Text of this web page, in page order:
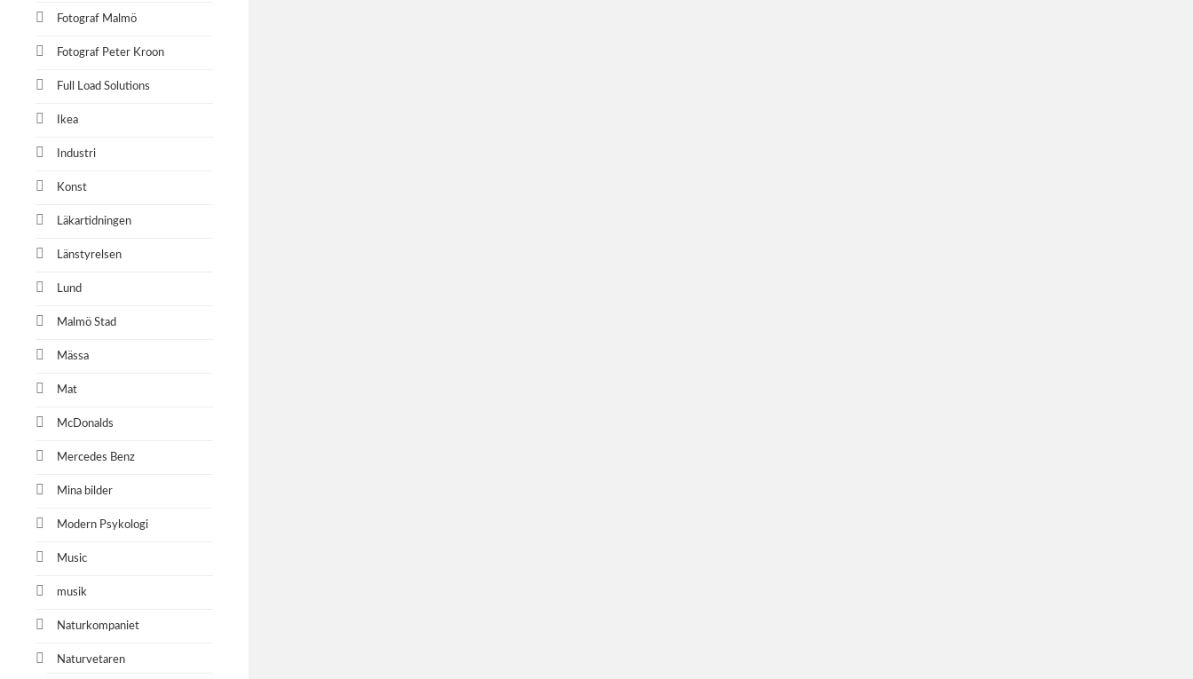
Fotograf Malmö
Fotograf Peter Kroon
Full Load Solutions
Ikea
Industri
Konst
Läkartidningen
Länstyrelsen
Lund
Malmö Stad
Mässa
Mat
McDonalds
Mercedes Benz
Mina bilder
Modern Psykologi
Music
musik
Naturkompaniet
Naturvetaren